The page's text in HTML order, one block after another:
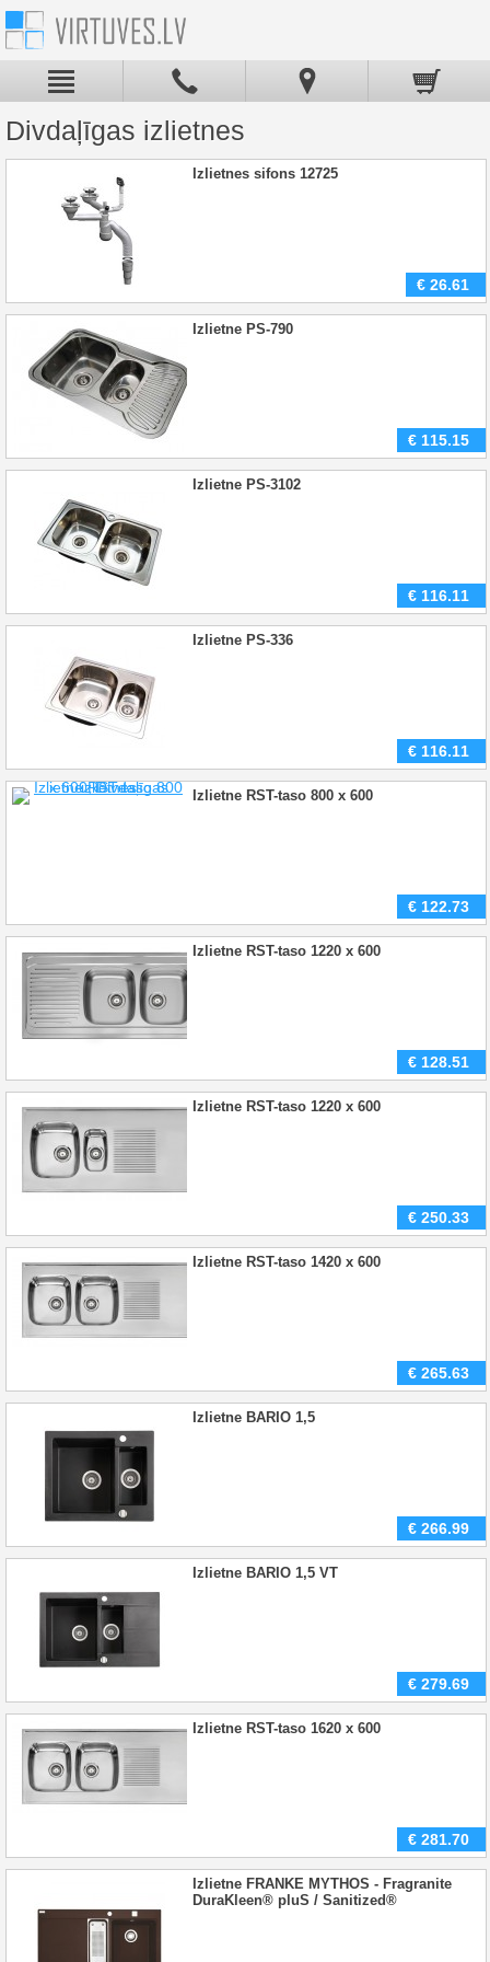
Divdaļīgas izlietnes
Izlietnes sifons 12725
€ 26.61
Izlietne PS-790
€ 115.15
Izlietne PS-3102
€ 116.11
Izlietne PS-336
€ 116.11
Izlietne RST-taso 800 x 600
€ 122.73
Izlietne RST-taso 1220 x 600
€ 128.51
Izlietne RST-taso 1220 x 600
€ 250.33
Izlietne RST-taso 1420 x 600
€ 265.63
Izlietne BARIO 1,5
€ 266.99
Izlietne BARIO 1,5 VT
€ 279.69
Izlietne RST-taso 1620 x 600
€ 281.70
Izlietne FRANKE MYTHOS - Fragranite
DuraKleen® pluS / Sanitized®